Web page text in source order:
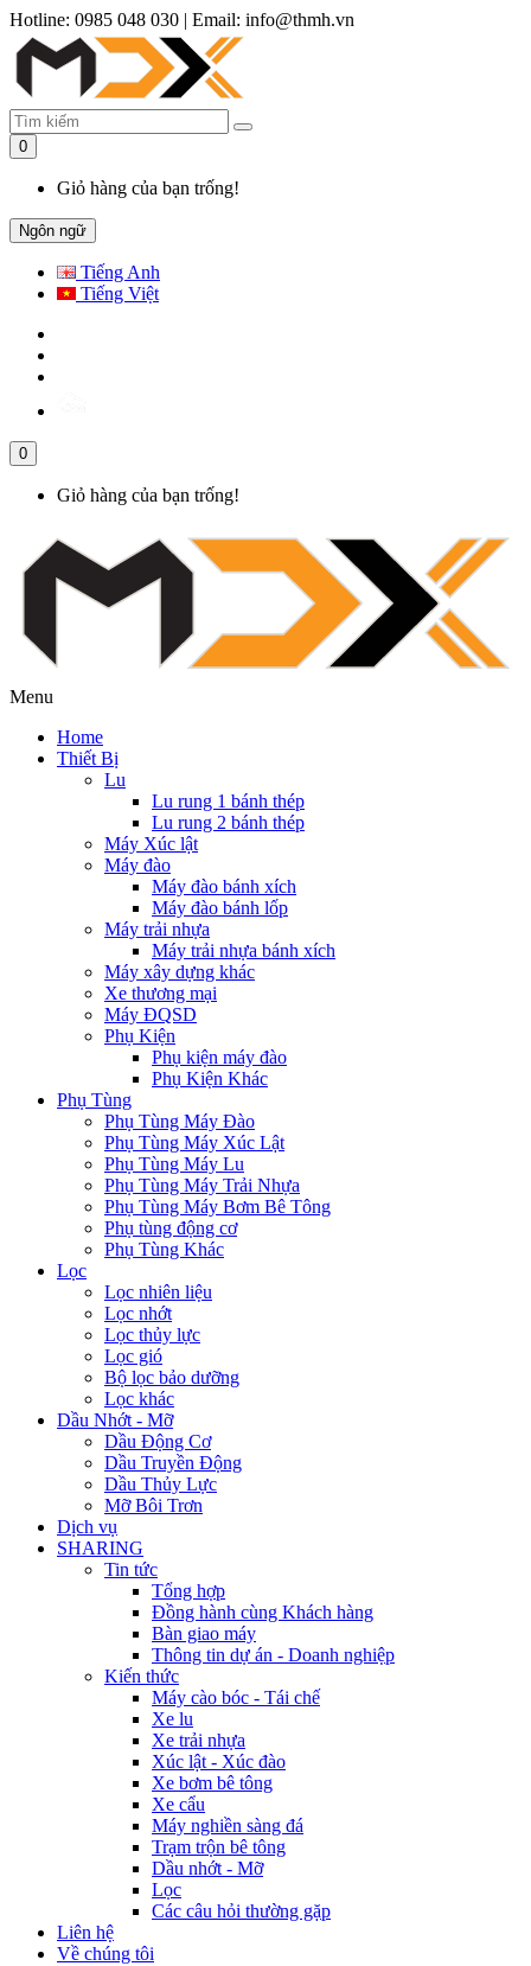
Hotline: 0985 048 030 | Email: info@thmh.vn
0
Giỏ hàng của bạn trống!
Ngôn ngữ
Tiếng Anh
Tiếng Việt
0
Giỏ hàng của bạn trống!
Menu
Home
Thiết Bị
Lu
Lu rung 1 bánh thép
Lu rung 2 bánh thép
Máy Xúc lật
Máy đào
Máy đào bánh xích
Máy đào bánh lốp
Máy trải nhựa
Máy trải nhựa bánh xích
Máy xây dựng khác
Xe thương mại
Máy ĐQSD
Phụ Kiện
Phụ kiện máy đào
Phụ Kiện Khác
Phụ Tùng
Phụ Tùng Máy Đào
Phụ Tùng Máy Xúc Lật
Phụ Tùng Máy Lu
Phụ Tùng Máy Trải Nhựa
Phụ Tùng Máy Bơm Bê Tông
Phụ tùng động cơ
Phụ Tùng Khác
Lọc
Lọc nhiên liệu
Lọc nhớt
Lọc thủy lực
Lọc gió
Bộ lọc bảo dưỡng
Lọc khác
Dầu Nhớt - Mỡ
Dầu Động Cơ
Dầu Truyền Động
Dầu Thủy Lực
Mỡ Bôi Trơn
Dịch vụ
SHARING
Tin tức
Tổng hợp
Đồng hành cùng Khách hàng
Bàn giao máy
Thông tin dự án - Doanh nghiệp
Kiến thức
Máy cào bóc - Tái chế
Xe lu
Xe trải nhựa
Xúc lật - Xúc đào
Xe bơm bê tông
Xe cẩu
Máy nghiền sàng đá
Trạm trộn bê tông
Dầu nhớt - Mỡ
Lọc
Các câu hỏi thường gặp
Liên hệ
Về chúng tôi